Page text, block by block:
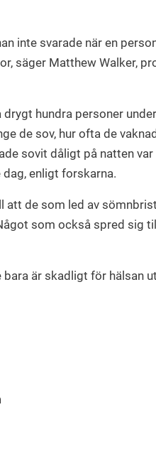
inte svarade när en
säger Matthew Walker,
hundra personer
de sov, hur ofta de
sovit dåligt på natten
enligt forskarna.
att de som led av
som också spred sig
är skadligt för hälsan